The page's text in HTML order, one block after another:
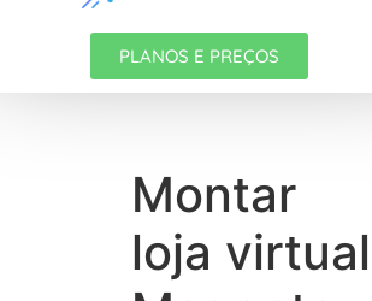
PLANOS E PREÇOS
Montar
loja virtual